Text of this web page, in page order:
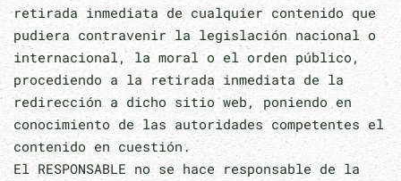
retirada inmediata de cualquier contenido que
pudiera contravenir la legislación nacional o
internacional, la moral o el orden público,
procediendo a la retirada inmediata de la
redirección a dicho sitio web, poniendo en
conocimiento de las autoridades competentes el
contenido en cuestión.
El RESPONSABLE no se hace responsable de la